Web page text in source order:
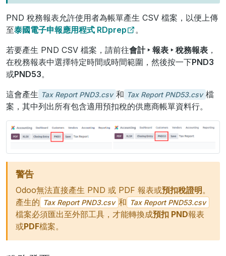
PND 稅務報表允許使用者為帳單產生 CSV 檔案，以便上傳
至泰國電子申報應用程式 RDprep
。
若要產生 PND CSV 檔案，請前往會計 ‣ 報表 ‣ 稅務報表 ，
在稅務報表中選擇特定時間或時間範圍，然後按一下PND3
或PND53。
這會產生 Tax Report PND3.csv 和 Tax Report PND53.csv 檔
案，其中列出所有包含適用預扣稅的供應商帳單資料行。
警告
Odoo無法直接產生 PND 或 PDF 報表或預扣稅證明。
產生的 Tax Report PND3.csv 和 Tax Report PND53.csv
檔案必須匯出至外部工具，才能轉換成預扣 PND報表
或PDF檔案。